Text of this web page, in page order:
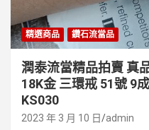
精選商品 鑽石流當品
潤泰流當精品拍賣 真
18K金 三環戒 51號 9
KS030
2023 年 3 月 10 日 admin